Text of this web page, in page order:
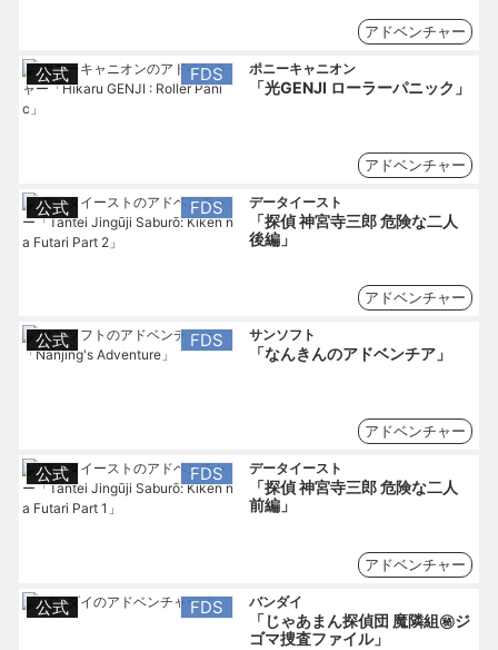
アドベンチャー
公式 FDS ポニーキャニオン
「光GENJI ローラーパニック」
アドベンチャー
公式 FDS データイースト
「探偵 神宮寺三郎 危険な二人
後編」
アドベンチャー
公式 FDS サンソフト
「なんきんのアドベンチア」
アドベンチャー
公式 FDS データイースト
「探偵 神宮寺三郎 危険な二人
前編」
アドベンチャー
公式 FDS バンダイ
「じゃあまん探偵団 魔隣組㊙ジ
ゴマ捜査ファイル」